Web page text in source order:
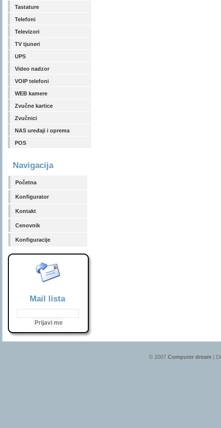
Tastature
Telefoni
Televizori
TV tjuneri
UPS
Video nadzor
VOIP telefoni
WEB kamere
Zvučne kartice
Zvučnici
NAS uređaji i oprema
POS
Navigacija
Početna
Konfigurator
Kontakt
Cenovnik
Konfiguracije
Mail lista
© 2007 Computer dream |